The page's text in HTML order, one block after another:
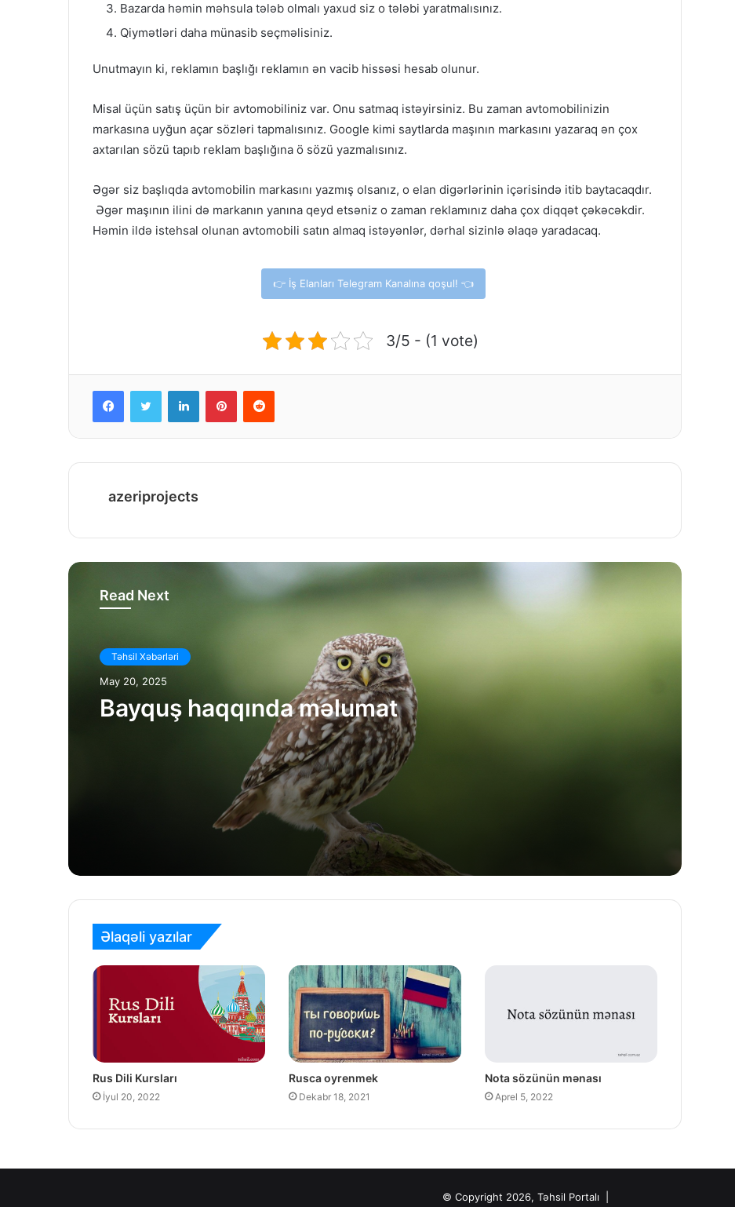
Bazarda həmin məhsula tələb olmalı yaxud siz o tələbi yaratmalısınız.
Qiymətləri daha münasib seçməlisiniz.
Unutmayın ki, reklamın başlığı reklamın ən vacib hissəsi hesab olunur.
Misal üçün satış üçün bir avtomobiliniz var. Onu satmaq istəyirsiniz. Bu zaman avtomobilinizin
markasına uyğun açar sözləri tapmalısınız. Google kimi saytlarda maşının markasını yazaraq ən çox
axtarılan sözü tapıb reklam başlığına ö sözü yazmalısınız.
Əgər siz başlıqda avtomobilin markasını yazmış olsanız, o elan digərlərinin içərisində itib baytacaqdır.
Əgər maşının ilini də markanın yanına qeyd etsəniz o zaman reklamınız daha çox diqqət çəkəcəkdir.
Həmin ildə istehsal olunan avtomobili satın almaq istəyənlər, dərhal sizinlə əlaqə yaradacaq.
👉 İş Elanları Telegram Kanalına qoşul! 👈
3/5 - (1 vote)
FacebookTwitter LinkedInPinterestReddit
azeriprojects
Read Next
Təhsil Xəbərləri
May 20, 2025
Bayquş haqqında məlumat
2025-də qeyri-iş günləri
Əlaqəli yazılar
Rus Dili Kursları
İyul 20, 2022
Rusca oyrenmek
Dekabr 18, 2021
Nota sözünün mənası
Aprel 5, 2022
© Copyright 2026, Təhsil Portalı |